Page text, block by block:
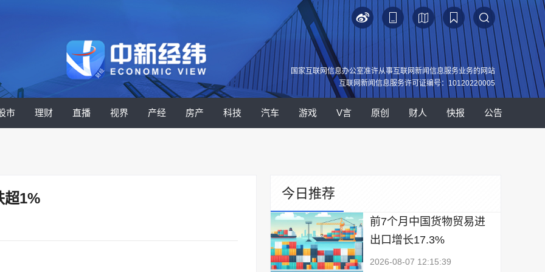
国家互联网信息办公室准许从事互联网新闻信息服务业务的网站
互联网新闻信息服务许可证编号：10120220005
市 理财 直播 视界 产经 房产 科技 汽车 游戏 V言 原创 财人 快报 公告
超1% 今日推荐
前7个月中国货物贸易进
出口增长17.3%
2026-08-07 12:15:39